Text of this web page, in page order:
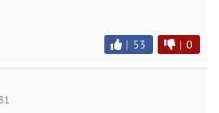
| 53 | 0